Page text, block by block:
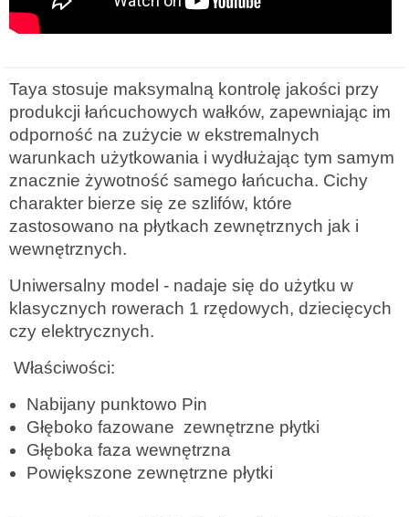
Taya stosuje maksymalną kontrolę jakości przy
produkcji łańcuchowych wałków, zapewniając im
odporność na zużycie w ekstremalnych
warunkach użytkowania i wydłużając tym samym
znacznie żywotność samego łańcucha. Cichy
charakter bierze się ze szlifów, które
zastosowano na płytkach zewnętrznych jak i
wewnętrznych.
Uniwersalny model - nadaje się do użytku w
klasycznych rowerach 1 rzędowych, dziecięcych
czy elektrycznych.
Właściwości:
Nabijany punktowo Pin
Głęboko fazowane zewnętrzne płytki
Głęboka faza wewnętrzna
Powiększone zewnętrzne płytki